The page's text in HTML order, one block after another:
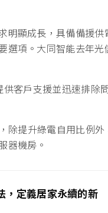
明顯成長，具備備援供
選項。大同智能去年光
客戶支援並迅速排除
提升綠電自用比例外
器機房。
，定義居家永續的新